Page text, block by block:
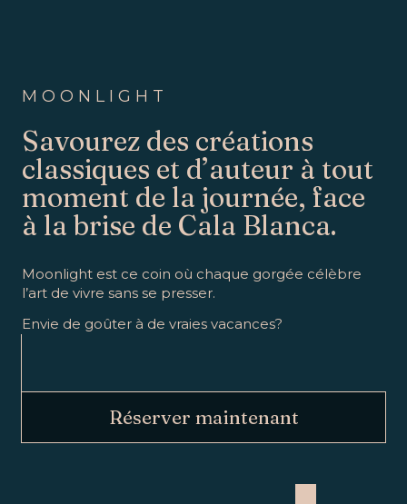
MOONLIGHT
Savourez des créations
classiques et d’auteur à tout
moment de la journée, face
à la brise de Cala Blanca.
Moonlight est ce coin où chaque gorgée célèbre
l’art de vivre sans se presser.
Envie de goûter à de vraies vacances?
Réserver maintenant